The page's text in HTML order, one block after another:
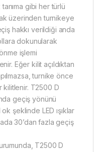
gibi her türlü
üzerinden turnikeye
hakkı verildiği anda
dokunularak
işlemi
Eğer kilit açıldıktan
turnike önce
kilitlenir. T2500 D
geçiş yönünü
şeklinde LED ışıklar
30’dan fazla geçiş
T2500 D